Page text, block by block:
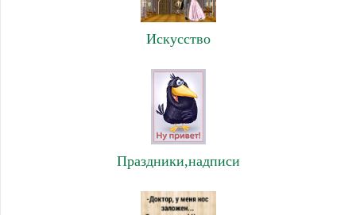
Искусство
Праздники,надписи